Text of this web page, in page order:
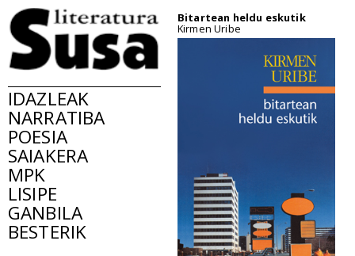
IDAZLEAK
NARRATIBA
POESIA
SAIAKERA
MPK
LISIPE
GANBILA
BESTERIK
Bitartean heldu eskutik
Kirmen Uribe